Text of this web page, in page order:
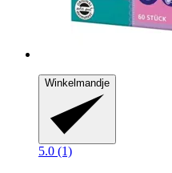
Winkelmandje
5.0 (1)